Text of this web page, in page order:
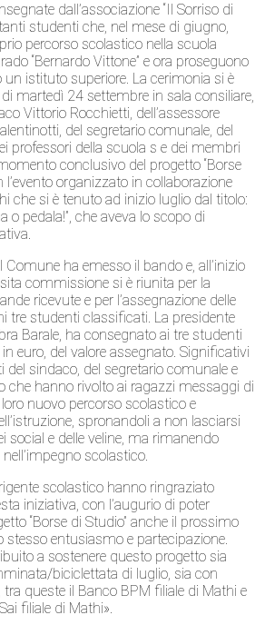
dall’associazione “Il Sorriso di
studenti che, nel mese di giugno,
percorso scolastico nella scuola
“Bernardo Vittone” e ora proseguono
istituto superiore. La cerimonia si è
martedì 24 settembre in sala consiliare,
Vittorio Rocchietti, dell’assessore
del segretario comunale, del
professori della scuola s e dei membri
conclusivo del progetto “Borse
l’evento organizzato in collaborazione
che si è tenuto ad inizio luglio dal titolo:
o pedala!”, che aveva lo scopo di
Comune ha emesso il bando e, all’inizio
commissione si è riunita per la
ricevute e per l’assegnazione delle
tre studenti classificati. La presidente
Barale, ha consegnato ai tre studenti
euro, del valore assegnato. Significativi
del sindaco, del segretario comunale e
che hanno rivolto ai ragazzi messaggi di
nuovo percorso scolastico e
spronandoli a non lasciarsi
social e delle veline, ma rimanendo
scolastico.
scolastico hanno ringraziato
iniziativa, con l’augurio di poter
“Borse di Studio” anche il prossimo
stesso entusiasmo e partecipazione.
a sostenere questo progetto sia
biciclettata di luglio, sia con
queste il Banco BPM filiale di Mathi e
filiale di Mathi».